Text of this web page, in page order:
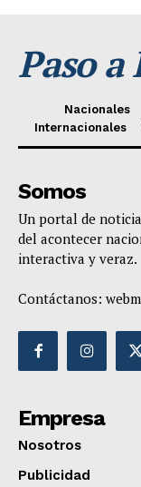
Paso a
Nacionales
Internacionales
Somos
Un portal de
del acontecer
interactiva y veraz.
Contáctanos:
Empresa
Nosotros
Publicidad